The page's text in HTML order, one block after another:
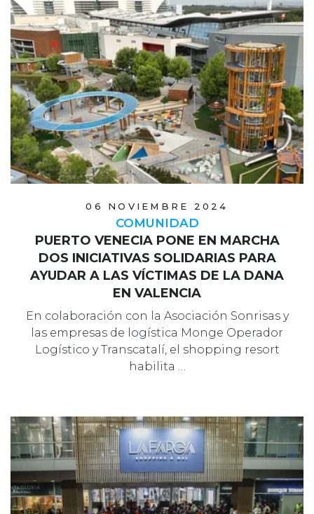
06 NOVIEMBRE 2024
COMUNIDAD
PUERTO VENECIA PONE EN MARCHA
DOS INICIATIVAS SOLIDARIAS PARA
AYUDAR A LAS VÍCTIMAS DE LA DANA
EN VALENCIA
En colaboración con la Asociación Sonrisas y
las empresas de logística Monge Operador
Logístico y Transcatalí, el shopping resort
habilita …